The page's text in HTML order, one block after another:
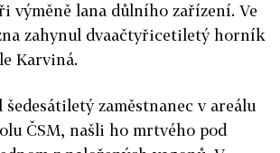
výměně lana důlního zařízení. Ve
zahynul dvaačtyřicetiletý horník
Karviná.
zaměstnanec v areálu
ČSM, našli ho mrtvého pod